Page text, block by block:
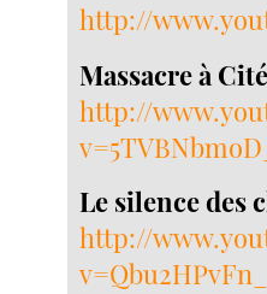
http://
Massacre à
http://
Le silence des
http://